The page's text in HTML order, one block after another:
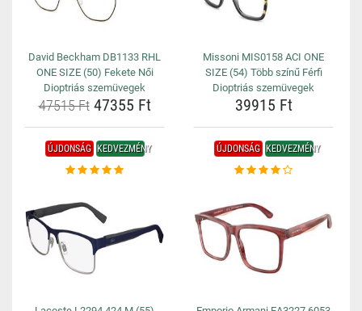
David Beckham DB1133 RHL
ONE SIZE (50) Fekete Női
Dioptriás szemüvegek
47515 Ft47355 Ft
Missoni MIS0158 ACI ONE
SIZE (54) Több színű Férfi
Dioptriás szemüvegek
39915 Ft
ÚJDONSÁG KEDVEZMÉNY ÚJDONSÁG KEDVEZMÉNY